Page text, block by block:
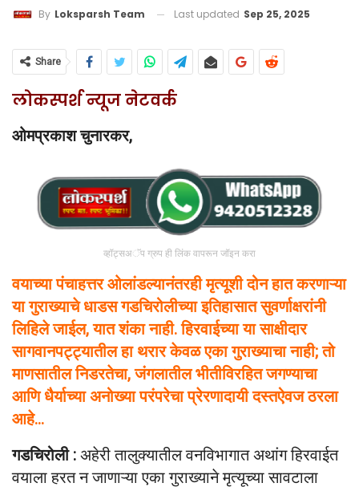
By Loksparsh Team Last updated Sep 25, 2025
Share
लोकस्पर्श न्यूज नेटवर्क
ओमप्रकाश चुनारकर,
व्हॉट्सअॅप ग्रुप ही लिंक वापरून जॉइन करा
वयाच्या पंचाहत्तर ओलांडल्यानंतरही मृत्यूशी दोन हात करणाऱ्या
या गुराख्याचे धाडस गडचिरोलीच्या इतिहासात सुवर्णाक्षरांनी
लिहिले जाईल, यात शंका नाही. हिरवाईच्या या साक्षीदार
सागवानपट्ट्यातील हा थरार केवळ एका गुराख्याचा नाही; तो
माणसातील निडरतेचा, जंगलातील भीतीविरहित जगण्याचा
आणि धैर्याच्या अनोख्या परंपरेचा प्रेरणादायी दस्तऐवज ठरला
आहे…
गडचिरोली : अहेरी तालुक्यातील वनविभागात अथांग हिरवाईत
वयाला हरत न जाणाऱ्या एका गुराख्याने मृत्यूच्या सावटाला